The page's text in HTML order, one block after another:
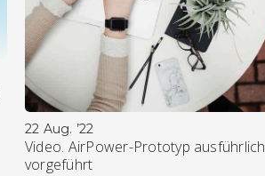
22 Aug. ’22
Video. AirPower-Prototyp ausführlich
vorgeführt